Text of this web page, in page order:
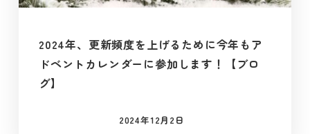
2024年、更新頻度を上げるために今年もア
ドベントカレンダーに参加します！【ブロ
グ】
投稿日
2024年12月2日